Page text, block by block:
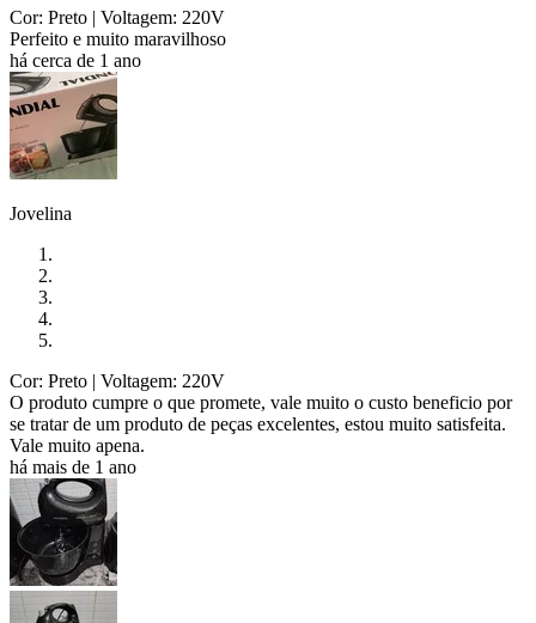
Cor: Preto | Voltagem: 220V
Perfeito e muito maravilhoso
há cerca de 1 ano
Jovelina
Cor: Preto | Voltagem: 220V
O produto cumpre o que promete, vale muito o custo beneficio por
se tratar de um produto de peças excelentes, estou muito satisfeita.
Vale muito apena.
há mais de 1 ano